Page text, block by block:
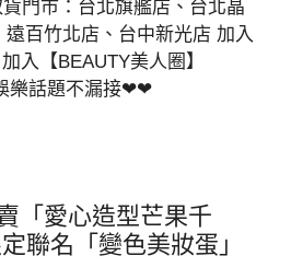
門市：台北旗艦店、台北晶
百竹北店、台中新光店 加入
入【BEAUTY美人圈】
樂話題不漏接❤❤
「愛心造型芒果千
聯名「變色美妝蛋」